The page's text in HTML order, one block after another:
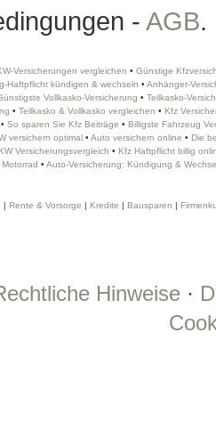
- AGB.
Versicherungen ver­gleichen • Günstige
Haft­pflicht kündigen & wechseln • Anhänger-
Vollkasko-Versicherung • Teilkasko-
• Teilkasko & Vollkasko ver­gleichen • Kfz
• So sparen Sie Kfz Beiträge • Billigste Fahrzeug
ver­sichern optimal • Auto ver­sichern online • Die
Versicherungsvergleich • Kfz Haft­pflicht billig
• Auto-Versicherung: Kündigung &
| Rente & Vorsorge | Kredite | Bausparen |
Hinweise ·